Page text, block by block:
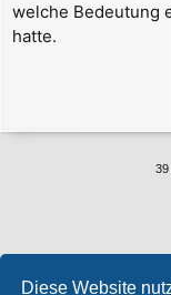
Diese Website
welche Bedeutung
hatte.
39